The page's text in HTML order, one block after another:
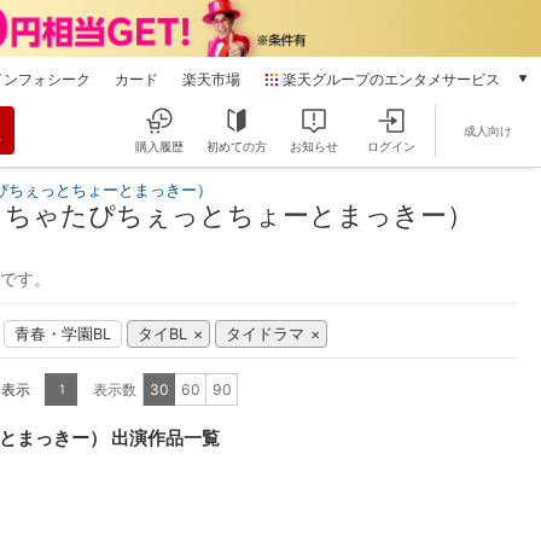
ンフォシーク カード 楽天市場 楽天グループのエンタメサービス
本/ゲーム/CD/DVD
電子書籍
音楽配信
動画配信
購入履歴 初めての方 お知らせ ログイン
成人向け
ぇっとちょーとまっきー）
ゃたぴちぇっとちょーとまっきー）
す。
青春・学園BL タイBL タイドラマ
示 1 表示数 30 60 90
まっきー） 出演作品一覧